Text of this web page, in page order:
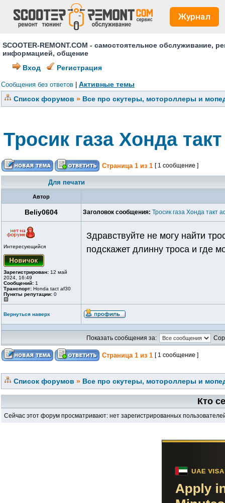
Журнал
SCOOTER-REMONT.COM - самостоятельное
информацией, общение
Вход
Регистрация
Сообщения без ответов
Активные темы
Список форумов » Все про скутеры, мотороллеры и
Тросик газа Хонда
Страница 1 из 1 [ 1 сообщение ]
Для печати
Автор
Beliy0604 Заголовок сообщения: Тросик газа Хонда такт
Интересующийся
Зарегистрирован: 12 май
2024, 16:49
Сообщений: 1
Транспорт: Honda tact af30
Пункты репутации: 0
Здравствуйте не могу найти
подскажет длинну троса и где
Вернуться наверх
Показать сообщения за:
Страница 1 из 1 [ 1 сообщение ]
Список форумов » Все про скутеры, мотороллеры и
Кто
Сейчас этот форум просматривают: нет зарегистрированных